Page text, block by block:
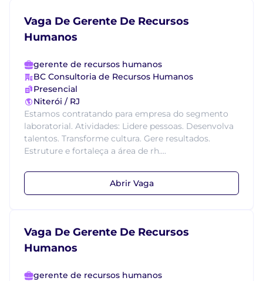
Vaga De Gerente De Recursos
Humanos
gerente de recursos humanos
BC Consultoria de Recursos Humanos
Presencial
Niterói / RJ
Estamos contratando para empresa do segmento
laboratorial. Atividades: Lidere pessoas. Desenvolva
talentos. Transforme cultura. Gere resultados.
Estruture e fortaleça a área de rh....
Abrir Vaga
Vaga De Gerente De Recursos
Humanos
gerente de recursos humanos